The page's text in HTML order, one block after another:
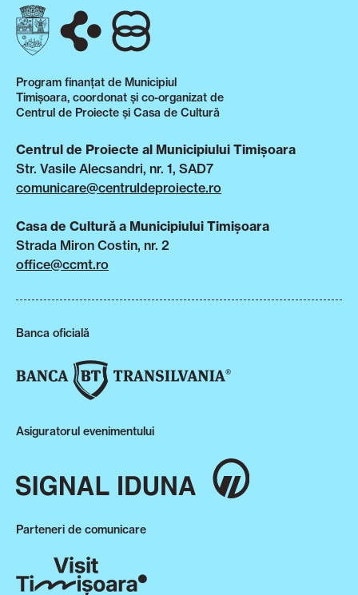
Program finanțat de Municipiul
Timișoara, coordonat și co-organizat de
Centrul de Proiecte și Casa de Cultură
Centrul de Proiecte al Municipiului Timișoara
Str. Vasile Alecsandri, nr. 1, SAD7
comunicare@centruldeproiecte.ro
Casa de Cultură a Municipiului Timișoara
Strada Miron Costin, nr. 2
office@ccmt.ro
Banca oficială
Asiguratorul evenimentului
Parteneri de comunicare